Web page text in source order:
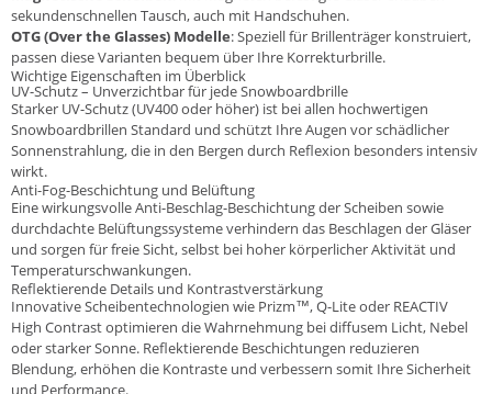
sekundenschnellen Tausch, auch mit Handschuhen.
OTG (Over the Glasses) Modelle: Speziell für Brillenträger konstruiert,
passen diese Varianten bequem über Ihre Korrekturbrille.
Wichtige Eigenschaften im Überblick
UV-Schutz – Unverzichtbar für jede Snowboardbrille
Starker UV-Schutz (UV400 oder höher) ist bei allen hochwertigen
Snowboardbrillen Standard und schützt Ihre Augen vor schädlicher
Sonnenstrahlung, die in den Bergen durch Reflexion besonders intensiv
wirkt.
Anti-Fog-Beschichtung und Belüftung
Eine wirkungsvolle Anti-Beschlag-Beschichtung der Scheiben sowie
durchdachte Belüftungssysteme verhindern das Beschlagen der Gläser
und sorgen für freie Sicht, selbst bei hoher körperlicher Aktivität und
Temperaturschwankungen.
Reflektierende Details und Kontrastverstärkung
Innovative Scheibentechnologien wie Prizm™, Q-Lite oder REACTIV
High Contrast optimieren die Wahrnehmung bei diffusem Licht, Nebel
oder starker Sonne. Reflektierende Beschichtungen reduzieren
Blendung, erhöhen die Kontraste und verbessern somit Ihre Sicherheit
und Performance.